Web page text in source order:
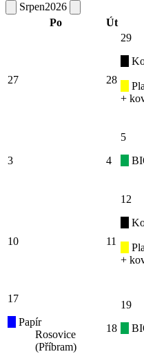
Srpen2026
Po
Út
27 28
29
+
3 4
5
10 11
12
+
17
Papír
Rosovice
(Příbram)
18
19